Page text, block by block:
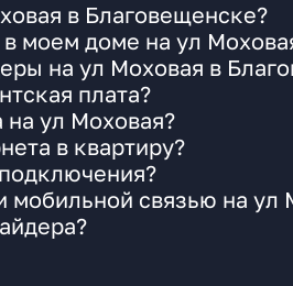
в Благовещенске?
моем доме на ул
на ул Моховая в
плата?
на ул Моховая?
в квартиру?
связью на ул